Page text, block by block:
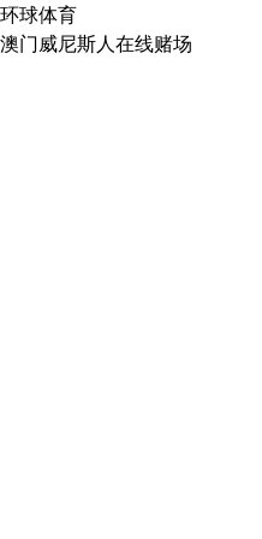
环球体育
澳门威尼斯人在线赌场